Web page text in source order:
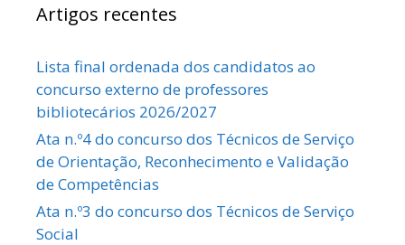
Artigos recentes
Lista final ordenada dos candidatos ao
concurso externo de professores
bibliotecários 2026/2027
Ata n.º4 do concurso dos Técnicos de Serviço
de Orientação, Reconhecimento e Validação
de Competências
Ata n.º3 do concurso dos Técnicos de Serviço
Social